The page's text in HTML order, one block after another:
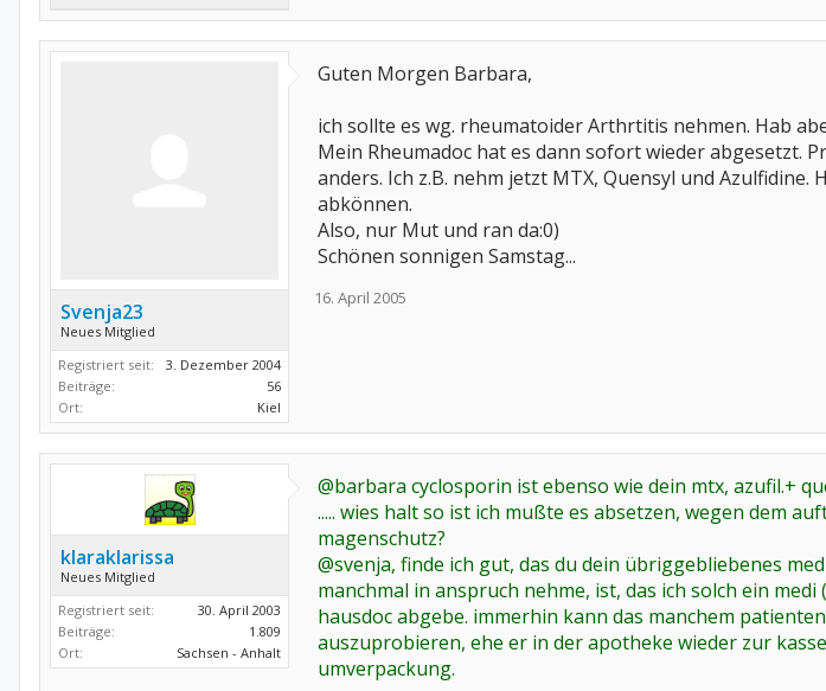
Svenja23
Neues Mitglied
Registriert seit:
3. Dezember 2004
Beiträge:
56
Ort:
Kiel
Guten Morgen Barbara,
ich sollte es wg. rheumatoider Arthrtitis nehmen. Hab
Mein Rheumadoc hat es dann sofort wieder abgesetzt.
anders. Ich z.B. nehm jetzt MTX, Quensyl und
abkönnen.
Also, nur Mut und ran da:0)
Schönen sonnigen Samstag...
16. April 2005
klaraklarissa
Neues Mitglied
Registriert seit:
30. April 2003
Beiträge:
1.809
Ort:
Sachsen - Anhalt
@barbara cyclosporin ist ebenso wie dein mtx, azufil.+
..... wies halt so ist ich mußte es absetzen, wegen dem
magenschutz?
@svenja, finde ich gut, das du dein übriggebliebenes
manchmal in anspruch nehme, ist, das ich solch ein
hausdoc abgebe. immerhin kann das manchem
auszuprobieren, ehe er in der apotheke wieder zur
umverpackung.